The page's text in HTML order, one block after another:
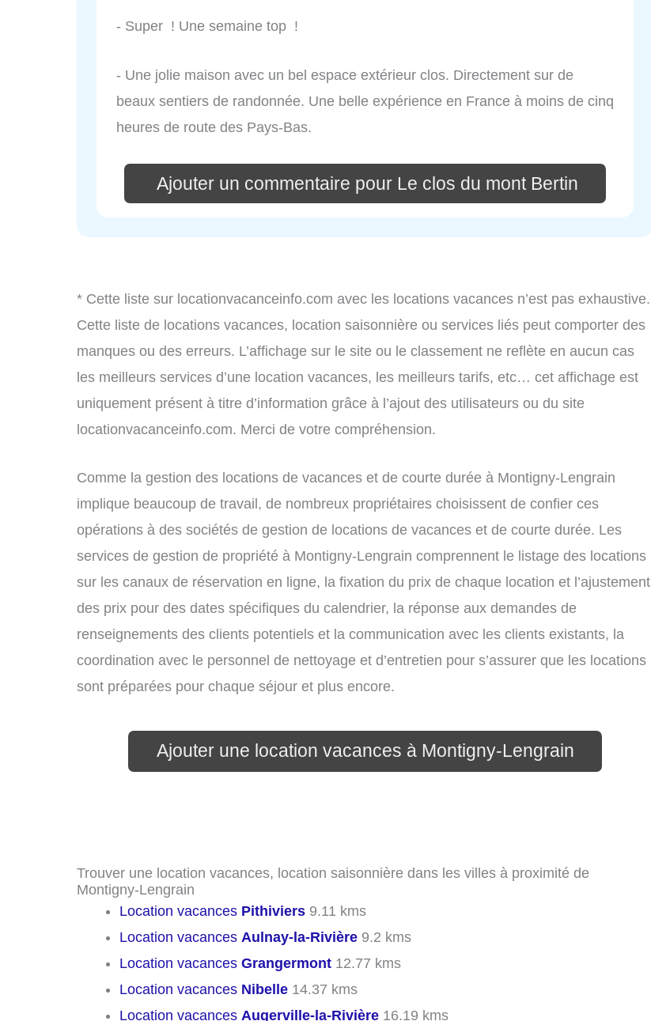
- Super ! Une semaine top !
- Une jolie maison avec un bel espace extérieur clos. Directement sur de
beaux sentiers de randonnée. Une belle expérience en France à moins de cinq
heures de route des Pays-Bas.
Ajouter un commentaire pour Le clos du mont Bertin
* Cette liste sur locationvacanceinfo.com avec les locations vacances n’est pas exhaustive.
Cette liste de locations vacances, location saisonnière ou services liés peut comporter des
manques ou des erreurs. L’affichage sur le site ou le classement ne reflète en aucun cas
les meilleurs services d’une location vacances, les meilleurs tarifs, etc… cet affichage est
uniquement présent à titre d’information grâce à l’ajout des utilisateurs ou du site
locationvacanceinfo.com. Merci de votre compréhension.
Comme la gestion des locations de vacances et de courte durée à Montigny-Lengrain
implique beaucoup de travail, de nombreux propriétaires choisissent de confier ces
opérations à des sociétés de gestion de locations de vacances et de courte durée. Les
services de gestion de propriété à Montigny-Lengrain comprennent le listage des locations
sur les canaux de réservation en ligne, la fixation du prix de chaque location et l’ajustement
des prix pour des dates spécifiques du calendrier, la réponse aux demandes de
renseignements des clients potentiels et la communication avec les clients existants, la
coordination avec le personnel de nettoyage et d’entretien pour s’assurer que les locations
sont préparées pour chaque séjour et plus encore.
Ajouter une location vacances à Montigny-Lengrain
Trouver une location vacances, location saisonnière dans les villes à proximité de
Montigny-Lengrain
Location vacances Pithiviers 9.11 kms
Location vacances Aulnay-la-Rivière 9.2 kms
Location vacances Grangermont 12.77 kms
Location vacances Nibelle 14.37 kms
Location vacances Augerville-la-Rivière 16.19 kms